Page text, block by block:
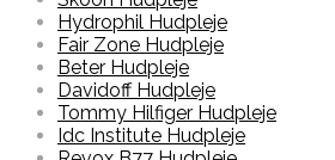
Hydrophil Hudpleje
Fair Zone Hudpleje
Beter Hudpleje
Davidoff Hudpleje
Tommy Hilfiger Hudpleje
Idc Institute Hudpleje